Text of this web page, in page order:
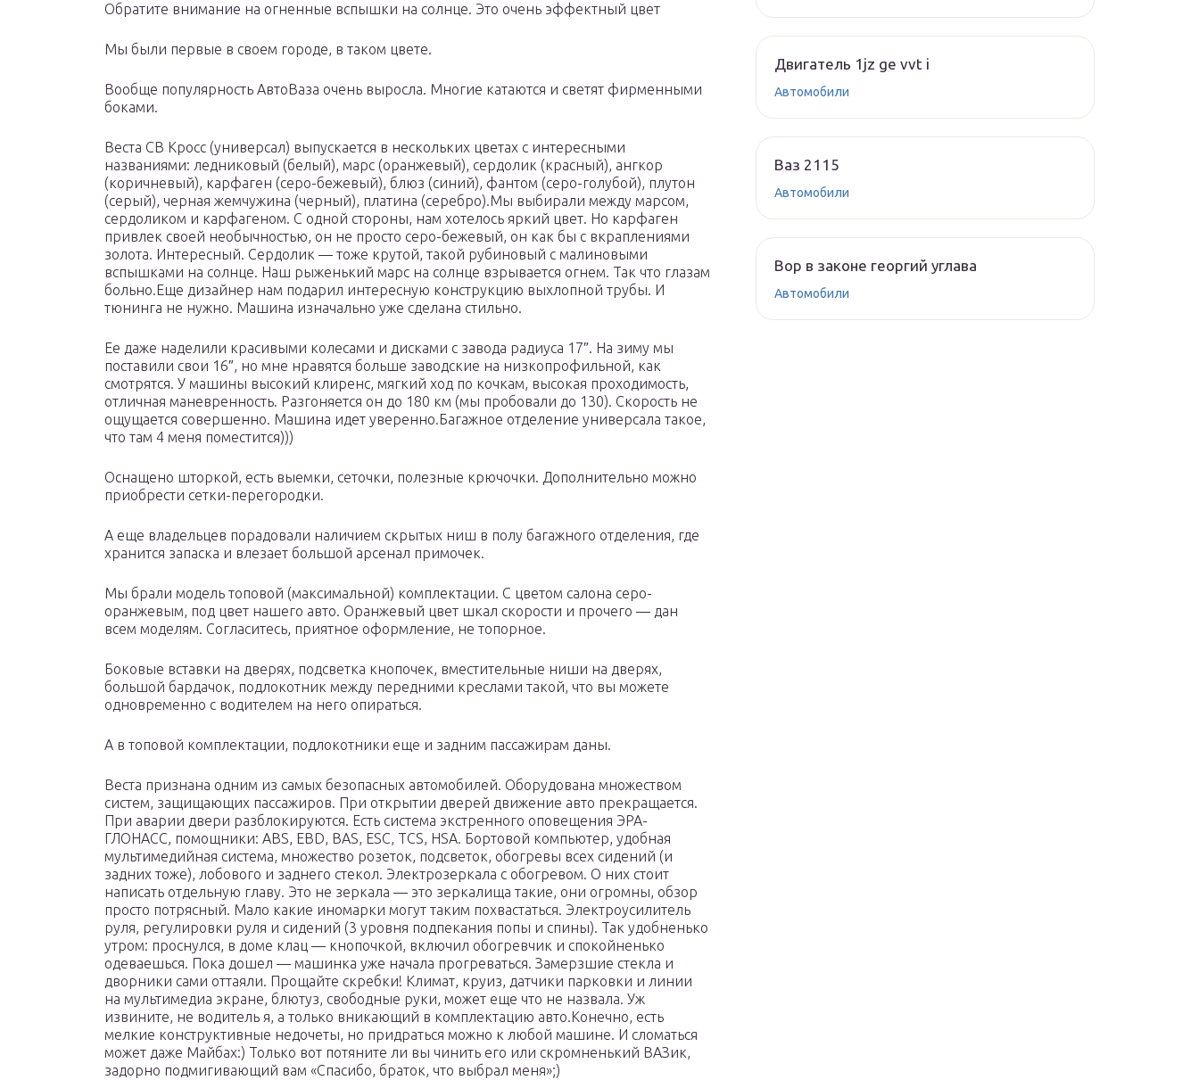
Обратите внимание на огненные вспышки на солнце. Это очень эффектный цвет
Мы были первые в своем городе, в таком цвете.
Вообще популярность АвтоВаза очень выросла. Многие катаются и светят фирменными
боками.
Веста СВ Кросс (универсал) выпускается в нескольких цветах с интересными
названиями: ледниковый (белый), марс (оранжевый), сердолик (красный), ангкор
(коричневый), карфаген (серо-бежевый), блюз (синий), фантом (серо-голубой), плутон
(серый), черная жемчужина (черный), платина (серебро).Мы выбирали между марсом,
сердоликом и карфагеном. С одной стороны, нам хотелось яркий цвет. Но карфаген
привлек своей необычностью, он не просто серо-бежевый, он как бы с вкраплениями
золота. Интересный. Сердолик — тоже крутой, такой рубиновый с малиновыми
вспышками на солнце. Наш рыженький марс на солнце взрывается огнем. Так что глазам
больно.Еще дизайнер нам подарил интересную конструкцию выхлопной трубы. И
тюнинга не нужно. Машина изначально уже сделана стильно.
Ее даже наделили красивыми колесами и дисками с завода радиуса 17″. На зиму мы
поставили свои 16″, но мне нравятся больше заводские на низкопрофильной, как
смотрятся. У машины высокий клиренс, мягкий ход по кочкам, высокая проходимость,
отличная маневренность. Разгоняется он до 180 км (мы пробовали до 130). Скорость не
ощущается совершенно. Машина идет уверенно.Багажное отделение универсала такое,
что там 4 меня поместится)))
Оснащено шторкой, есть выемки, сеточки, полезные крючочки. Дополнительно можно
приобрести сетки-перегородки.
А еще владельцев порадовали наличием скрытых ниш в полу багажного отделения, где
хранится запаска и влезает большой арсенал примочек.
Мы брали модель топовой (максимальной) комплектации. С цветом салона серо-
оранжевым, под цвет нашего авто. Оранжевый цвет шкал скорости и прочего — дан
всем моделям. Согласитесь, приятное оформление, не топорное.
Боковые вставки на дверях, подсветка кнопочек, вместительные ниши на дверях,
большой бардачок, подлокотник между передними креслами такой, что вы можете
одновременно с водителем на него опираться.
А в топовой комплектации, подлокотники еще и задним пассажирам даны.
Веста признана одним из самых безопасных автомобилей. Оборудована множеством
систем, защищающих пассажиров. При открытии дверей движение авто прекращается.
При аварии двери разблокируются. Есть система экстренного оповещения ЭРА-
ГЛОНАСС, помощники: АВS, EBD, BAS, ESC, TCS, HSA. Бортовой компьютер, удобная
мультимедийная система, множество розеток, подсветок, обогревы всех сидений (и
задних тоже), лобового и заднего стекол. Электрозеркала с обогревом. О них стоит
написать отдельную главу. Это не зеркала — это зеркалища такие, они огромны, обзор
просто потрясный. Мало какие иномарки могут таким похвастаться. Электроусилитель
руля, регулировки руля и сидений (3 уровня подпекания попы и спины). Так удобненько
утром: проснулся, в доме клац — кнопочкой, включил обогревчик и спокойненько
одеваешься. Пока дошел — машинка уже начала прогреваться. Замерзшие стекла и
дворники сами оттаяли. Прощайте скребки! Климат, круиз, датчики парковки и линии
на мультимедиа экране, блютуз, свободные руки, может еще что не назвала. Уж
извините, не водитель я, а только вникающий в комплектацию авто.Конечно, есть
мелкие конструктивные недочеты, но придраться можно к любой машине. И сломаться
может даже Майбах:) Только вот потяните ли вы чинить его или скромненький ВАЗик,
задорно подмигивающий вам «Спасибо, браток, что выбрал меня»;)
Двигатель 1jz ge vvt i
Автомобили
Ваз 2115
Автомобили
Вор в законе георгий углава
Автомобили